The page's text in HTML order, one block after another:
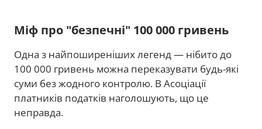
Міф про "безпечні" 100 000 гривень
Одна з найпоширеніших легенд — нібито до
100 000 гривень можна переказувати будь-які
суми без жодного контролю. В Асоціації
платників податків наголошують, що це
неправда.